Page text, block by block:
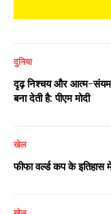
दुनिया
दृढ़ निश्चय और आत्म-संयम
बना देती है: पीएम मोदी
खेल
फीफा वर्ल्ड कप के